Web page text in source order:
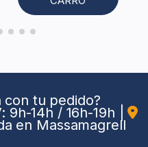
con tu pedido?
9h-14h / 16h-19h
en Massamagrell